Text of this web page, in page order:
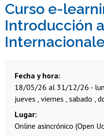
Curso e-
Introducción
Fecha y hora
18/05/26 al 31/12/26 -
jueves , viernes , sabado ,
Lugar
Online asincrónico (Open